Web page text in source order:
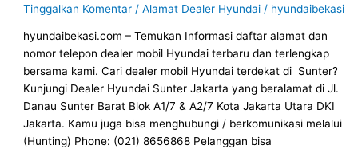
Tinggalkan Komentar /Alamat Dealer Hyundai / hyundaibekasi
hyundaibekasi.com – Temukan Informasi daftar alamat dan
nomor telepon dealer mobil Hyundai terbaru dan terlengkap
bersama kami. Cari dealer mobil Hyundai terdekat di Sunter?
Kunjungi Dealer Hyundai Sunter Jakarta yang beralamat di Jl.
Danau Sunter Barat Blok A1/7 & A2/7 Kota Jakarta Utara DKI
Jakarta. Kamu juga bisa menghubungi / berkomunikasi melalui
(Hunting) Phone: (021) 8656868 Pelanggan bisa